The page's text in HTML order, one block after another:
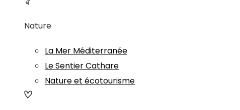
Nature
La Mer Méditerranée
Le Sentier Cathare
Nature et écotourisme